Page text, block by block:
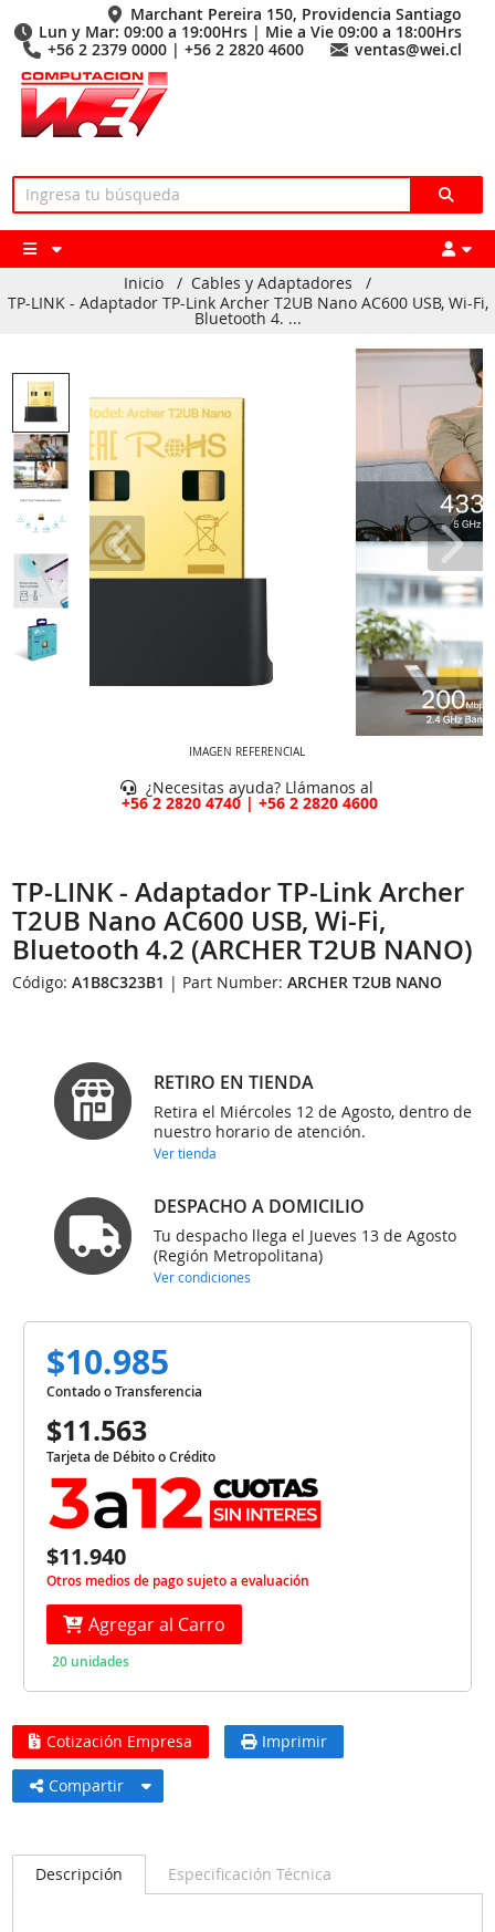
Marchant Pereira 150, Providencia Santiago
Lun y Mar: 09:00 a 19:00Hrs | Mie a Vie 09:00 a 18:00Hrs
+56 2 2379 0000 | +56 2 2820 4600
ventas@wei.cl
Inicio / Cables y Adaptadores
/
TP-LINK - Adaptador TP-Link Archer T2UB Nano AC600 USB, Wi-Fi,
Bluetooth 4. ...
IMAGEN REFERENCIAL
¿Necesitas ayuda? Llámanos al
+56 2 2820 4740 | +56 2 2820 4600
TP-LINK - Adaptador TP-Link Archer
T2UB Nano AC600 USB, Wi-Fi,
Bluetooth 4.2 (ARCHER T2UB NANO)
Código:A1B8C323B1 | Part Number:ARCHER T2UB NANO
RETIRO EN TIENDA
Retira el Miércoles 12 de Agosto, dentro de
nuestro horario de atención.
Ver tienda
DESPACHO A DOMICILIO
Tu despacho llega el Jueves 13 de Agosto
(Región Metropolitana)
Ver condiciones
$10.985
Contado o Transferencia
$11.563
Tarjeta de Débito o Crédito
$11.940
Otros medios de pago sujeto a evaluación
Agregar al Carro
20 unidades
Cotización Empresa Imprimir
Compartir
Descripción Especificación Técnica